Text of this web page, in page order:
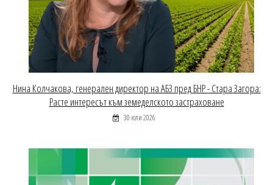
Нина Колчакова, генерален директор на АБЗ пред БНР - Стара Загора:
Расте интересът към земеделското застраховане
30 юли 2026